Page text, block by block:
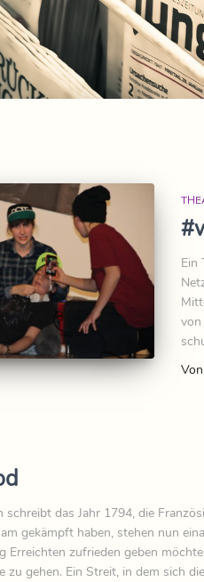
Ein
von
Von
schreibt das Jahr 1794, die
gekämpft haben, stehen nun
Erreichten zufrieden geben
zu gehen. Ein Streit, in dem sich